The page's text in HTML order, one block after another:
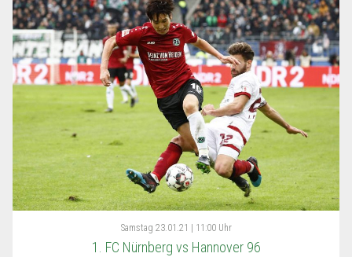
Samstag 23.01.21 | 11:00 Uhr
1. FC Nürnberg vs Hannover 96